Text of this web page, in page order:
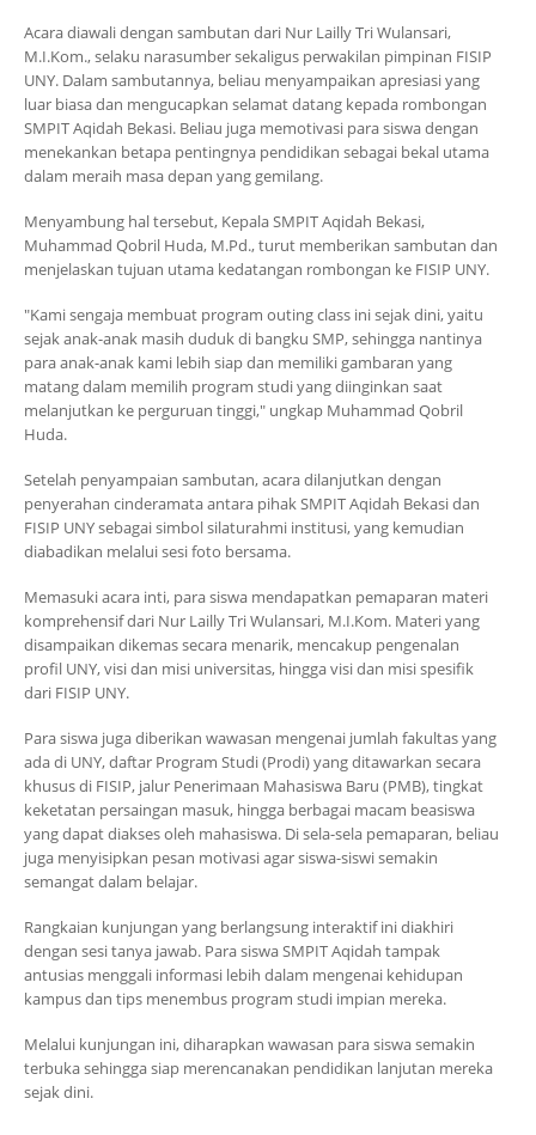
Acara diawali dengan sambutan dari Nur Lailly Tri Wulansari,
M.I.Kom., selaku narasumber sekaligus perwakilan pimpinan FISIP
UNY. Dalam sambutannya, beliau menyampaikan apresiasi yang
luar biasa dan mengucapkan selamat datang kepada rombongan
SMPIT Aqidah Bekasi. Beliau juga memotivasi para siswa dengan
menekankan betapa pentingnya pendidikan sebagai bekal utama
dalam meraih masa depan yang gemilang.
Menyambung hal tersebut, Kepala SMPIT Aqidah Bekasi,
Muhammad Qobril Huda, M.Pd., turut memberikan sambutan dan
menjelaskan tujuan utama kedatangan rombongan ke FISIP UNY.
"Kami sengaja membuat program outing class ini sejak dini, yaitu
sejak anak-anak masih duduk di bangku SMP, sehingga nantinya
para anak-anak kami lebih siap dan memiliki gambaran yang
matang dalam memilih program studi yang diinginkan saat
melanjutkan ke perguruan tinggi," ungkap Muhammad Qobril
Huda.
Setelah penyampaian sambutan, acara dilanjutkan dengan
penyerahan cinderamata antara pihak SMPIT Aqidah Bekasi dan
FISIP UNY sebagai simbol silaturahmi institusi, yang kemudian
diabadikan melalui sesi foto bersama.
Memasuki acara inti, para siswa mendapatkan pemaparan materi
komprehensif dari Nur Lailly Tri Wulansari, M.I.Kom. Materi yang
disampaikan dikemas secara menarik, mencakup pengenalan
profil UNY, visi dan misi universitas, hingga visi dan misi spesifik
dari FISIP UNY.
Para siswa juga diberikan wawasan mengenai jumlah fakultas yang
ada di UNY, daftar Program Studi (Prodi) yang ditawarkan secara
khusus di FISIP, jalur Penerimaan Mahasiswa Baru (PMB), tingkat
keketatan persaingan masuk, hingga berbagai macam beasiswa
yang dapat diakses oleh mahasiswa. Di sela-sela pemaparan, beliau
juga menyisipkan pesan motivasi agar siswa-siswi semakin
semangat dalam belajar.
Rangkaian kunjungan yang berlangsung interaktif ini diakhiri
dengan sesi tanya jawab. Para siswa SMPIT Aqidah tampak
antusias menggali informasi lebih dalam mengenai kehidupan
kampus dan tips menembus program studi impian mereka.
Melalui kunjungan ini, diharapkan wawasan para siswa semakin
terbuka sehingga siap merencanakan pendidikan lanjutan mereka
sejak dini.